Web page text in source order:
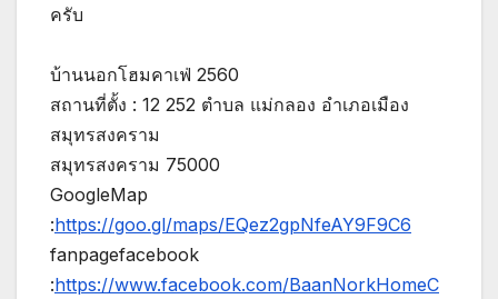
ครับ
บ้านนอกโฮมคาเฟ่ 2560
สถานที่ตั้ง : 12 252 ตำบล แม่กลอง อำเภอเมือง
สมุทรสงคราม
สมุทรสงคราม 75000
GoogleMap
:https://goo.gl/maps/EQez2gpNfeAY9F9C6
fanpagefacebook
:https://www.facebook.com/BaanNorkHomeC